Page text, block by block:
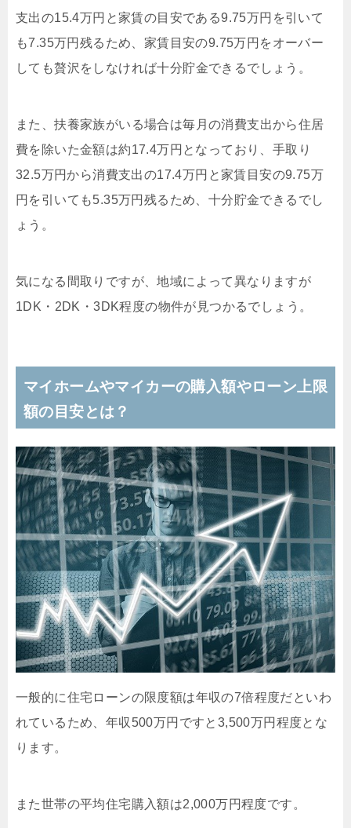
支出の15.4万円と家賃の目安である9.75万円を引いて
も7.35万円残るため、家賃目安の9.75万円をオーバー
しても贅沢をしなければ十分貯金できるでしょう。
また、扶養家族がいる場合は毎月の消費支出から住居
費を除いた金額は約17.4万円となっており、手取り
32.5万円から消費支出の17.4万円と家賃目安の9.75万
円を引いても5.35万円残るため、十分貯金できるでし
ょう。
気になる間取りですが、地域によって異なりますが
1DK・2DK・3DK程度の物件が見つかるでしょう。
マイホームやマイカーの購入額やローン上限
額の目安とは？
一般的に住宅ローンの限度額は年収の7倍程度だといわ
れているため、年収500万円ですと3,500万円程度とな
ります。
また世帯の平均住宅購入額は2,000万円程度です。